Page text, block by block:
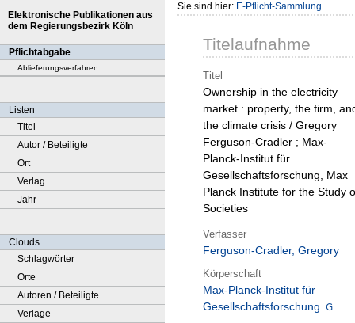
Elektronische Publikationen aus
dem Regierungsbezirk Köln
Pflichtabgabe
Ablieferungsverfahren
Listen
Titel
Autor / Beteiligte
Ort
Verlag
Jahr
Clouds
Schlagwörter
Orte
Autoren / Beteiligte
Verlage
Sie sind hier: E-Pflicht-Sammlung
Titelaufnahme
Titel
Ownership in the electricity
market : property, the firm,
the climate crisis / Gregory
Ferguson-Cradler ; Max-
Planck-Institut für
Gesellschaftsforschung, Max
Planck Institute for the Study
Societies
Verfasser
Ferguson-Cradler, Gregory
Körperschaft
Max-Planck-Institut für
Gesellschaftsforschung